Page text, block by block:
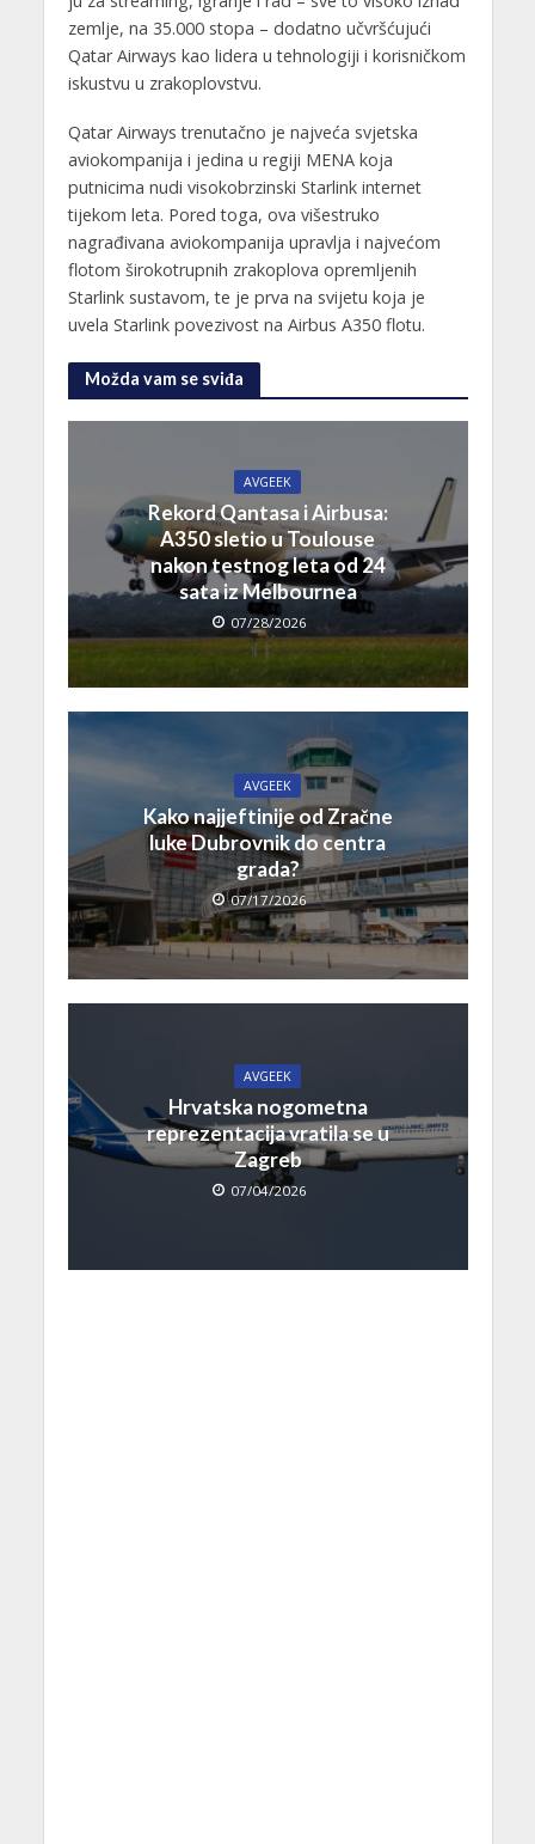
zemlje, na 35.000 stopa – dodatno učvršćujući
Qatar Airways kao lidera u tehnologiji i korisničkom
iskustvu u zrakoplovstvu.
Qatar Airways trenutačno je najveća svjetska
aviokompanija i jedina u regiji MENA koja
putnicima nudi visokobrzinski Starlink internet
tijekom leta. Pored toga, ova višestruko
nagrađivana aviokompanija upravlja i najvećom
flotom širokotrupnih zrakoplova opremljenih
Starlink sustavom, te je prva na svijetu koja je
uvela Starlink povezivost na Airbus A350 flotu.
Možda vam se sviđa
AVGEEK
Rekord Qantasa i Airbusa:
A350 sletio u Toulouse
nakon testnog leta od 24
sata iz Melbournea
07/28/2026
AVGEEK
Kako najjeftinije od Zračne
luke Dubrovnik do centra
grada?
07/17/2026
AVGEEK
Hrvatska nogometna
reprezentacija vratila se u
Zagreb
07/04/2026